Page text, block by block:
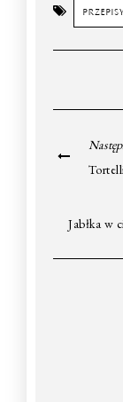
PRZEPISY
Jabłka w